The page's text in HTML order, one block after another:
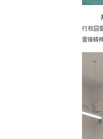
行校园
雷锋精